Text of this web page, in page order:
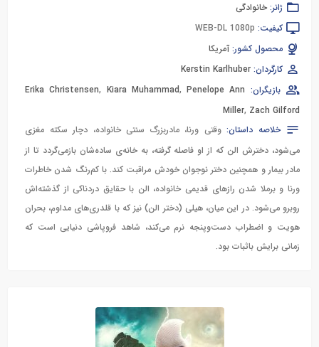
ژانر: خانوادگی
کیفیت: WEB-DL 1080p
محصول کشور: آمریکا
کارگردان: Kerstin Karlhuber
بازیگران:
Erika Christensen, Kiara Muhammad,Penelope Ann
Miller, Zach Gilford
خلاصه داستان:وقتی ورنا، مادربزرگ سنتی خانواده، دچار سکته مغزی
می‌شود، دخترش الن که از او فاصله گرفته، به خانه‌ی ساده‌شان بازمی‌گردد تا از
مادر بیمار و همچنین دختر نوجوان خودش مراقبت کند. با کم‌رنگ شدن خاطرات
ورنا و برملا شدن رازهای قدیمی خانواده، الن با حقایق دردناکی از گذشته‌اش
روبرو می‌شود. در این میان، هیلی (دختر الن) نیز که با قلدری‌های مداوم، بحران
هویت و اضطراب دست‌وپنجه نرم می‌کند، شاهد فروپاشی دنیایی است که
زمانی برایش باثبات بود.